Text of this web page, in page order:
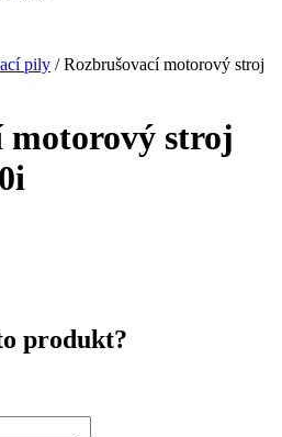
pily / Rozbrušovací motorový stroj
motorový stroj
produkt?